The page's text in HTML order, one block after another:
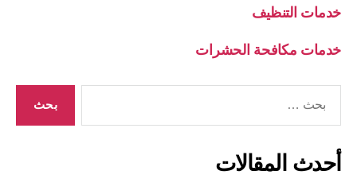
خدمات التنظيف
خدمات مكافحة الحشرات
عن:
أحدث المقالات